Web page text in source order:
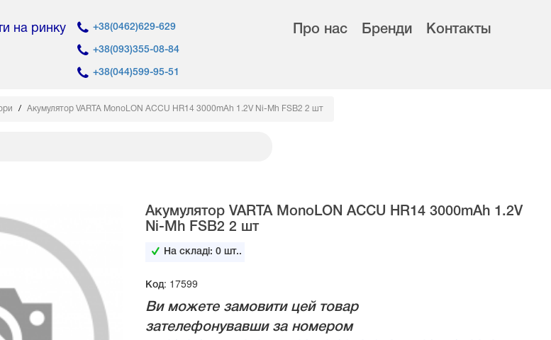
на ринку
+38(0462)629-629
+38(093)355-08-84
+38(044)599-95-51
Про нас Бренди Контакты
Акумулятор VARTA MonoLON ACCU HR14 3000mAh 1.2V Ni-Mh FSB2 2 шт
Акумулятор VARTA MonoLON ACCU HR14 3000mAh 1.2V
Ni-Mh FSB2 2 шт
На складі: 0шт..
Код: 17599
Ви можете замовити цей товар
зателефонувавши за номером